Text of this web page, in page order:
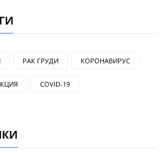
РАК ГРУДИ КОРОНАВИРУС
COVID-19